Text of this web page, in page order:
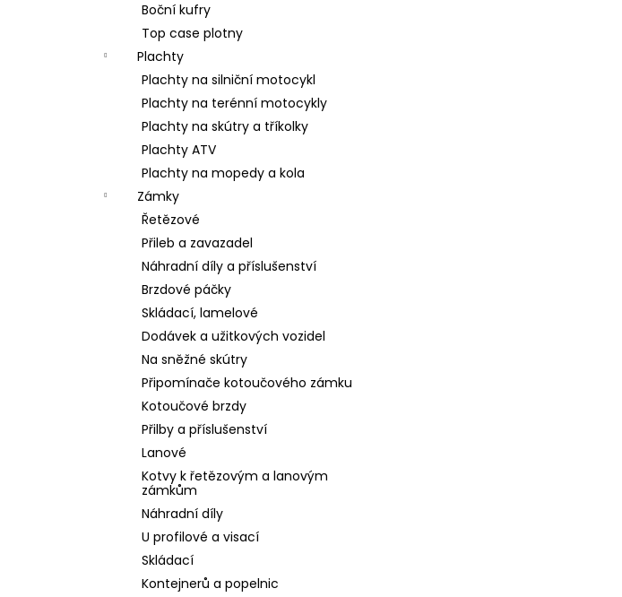
Boční kufry
Top case plotny
Plachty
Plachty na silniční motocykl
Plachty na terénní motocykly
Plachty na skútry a tříkolky
Plachty ATV
Plachty na mopedy a kola
Zámky
Řetězové
Přileb a zavazadel
Náhradní díly a příslušenství
Brzdové páčky
Skládací, lamelové
Dodávek a užitkových vozidel
Na sněžné skútry
Připomínače kotoučového zámku
Kotoučové brzdy
Přilby a příslušenství
Lanové
Kotvy k řetězovým a lanovým
zámkům
Náhradní díly
U profilové a visací
Skládací
Kontejnerů a popelnic